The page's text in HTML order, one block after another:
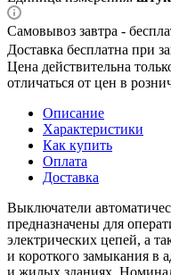
Самовывоз завтра -
Доставка бесплатна при
Цена действительна
отличаться от цен в
Описание
Характеристики
Как купить
Оплата
Доставка
Выключатели
предназначены для
электрических цепей, а
и короткого замыкания
и жилых зданиях.